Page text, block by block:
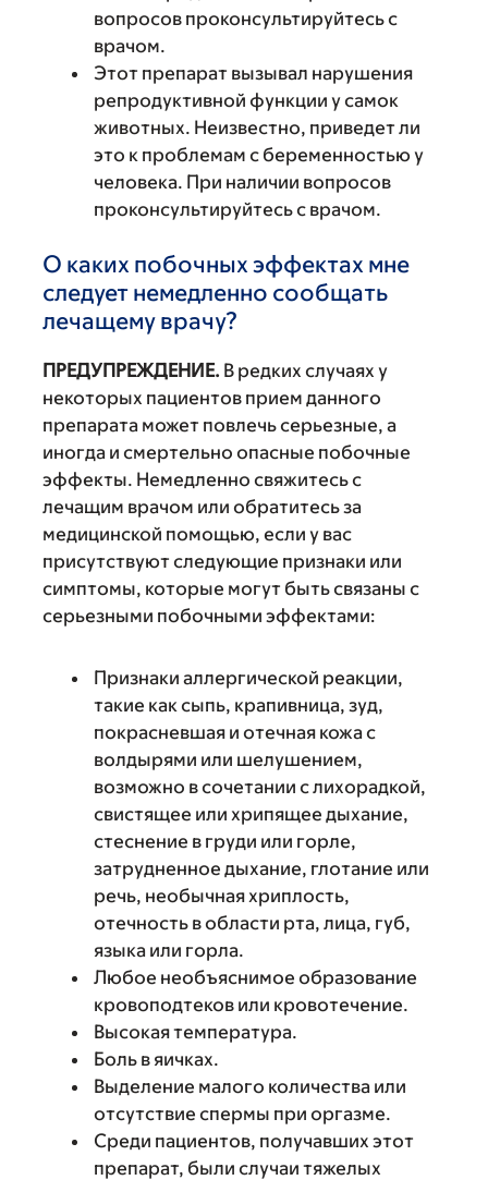
вопросов проконсультируйтесь с
врачом.
Этот препарат вызывал нарушения
репродуктивной функции у самок
животных. Неизвестно, приведет ли
это к проблемам с беременностью у
человека. При наличии вопросов
проконсультируйтесь с врачом.
О каких побочных эффектах мне
следует немедленно сообщать
лечащему врачу?
ПРЕДУПРЕЖДЕНИЕ. В редких случаях у
некоторых пациентов прием данного
препарата может повлечь серьезные, а
иногда и смертельно опасные побочные
эффекты. Немедленно свяжитесь с
лечащим врачом или обратитесь за
медицинской помощью, если у вас
присутствуют следующие признаки или
симптомы, которые могут быть связаны с
серьезными побочными эффектами:
Признаки аллергической реакции,
такие как сыпь, крапивница, зуд,
покрасневшая и отечная кожа с
волдырями или шелушением,
возможно в сочетании с лихорадкой,
свистящее или хрипящее дыхание,
стеснение в груди или горле,
затрудненное дыхание, глотание или
речь, необычная хриплость,
отечность в области рта, лица, губ,
языка или горла.
Любое необъяснимое образование
кровоподтеков или кровотечение.
Высокая температура.
Боль в яичках.
Выделение малого количества или
отсутствие спермы при оргазме.
Среди пациентов, получавших этот
препарат, были случаи тяжелых